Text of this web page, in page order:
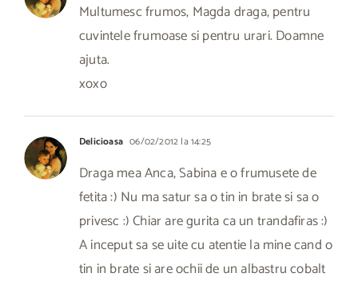
Multumesc frumos, Magda draga, pentru
cuvintele frumoase si pentru urari. Doamne
ajuta.
xoxo
Delicioasa 06/02/2012 la 14:25
Draga mea Anca, Sabina e o frumusete de
fetita :) Nu ma satur sa o tin in brate si sa o
privesc :) Chiar are gurita ca un trandafiras :)
A inceput sa se uite cu atentie la mine cand o
tin in brate si are ochii de un albastru cobalt